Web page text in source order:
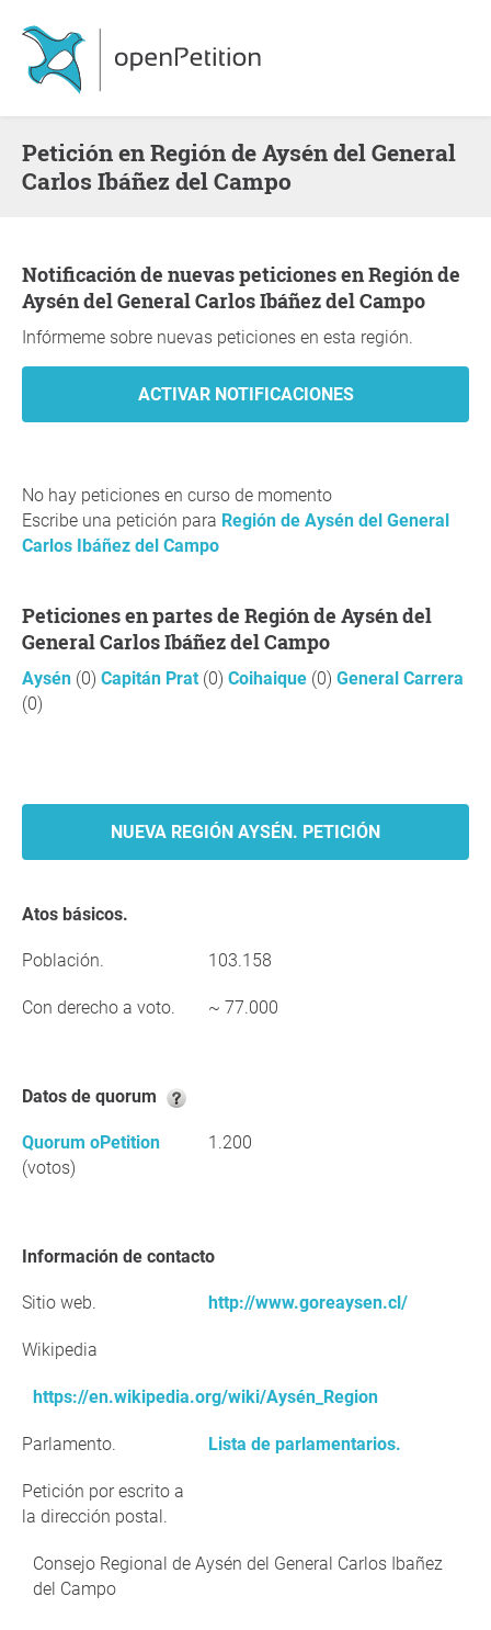
Petición en Región de Aysén del General
Carlos Ibáñez del Campo
Notificación de nuevas peticiones en Región de
Aysén del General Carlos Ibáñez del Campo
Infórmeme sobre nuevas peticiones en esta región.
No hay peticiones en curso de momento
Escribe una petición para Región de Aysén del General
Carlos Ibáñez del Campo
Peticiones en partes de Región de Aysén del
General Carlos Ibáñez del Campo
Aysén (0) Capitán Prat (0) Coihaique (0) General Carrera
(0)
NUEVA REGIÓN AYSÉN. PETICIÓN
Atos básicos.
Población. 103.158
Con derecho a voto. ~ 77.000
Datos de quorum
Quorum oPetition
(votos)
1.200
Información de contacto
Sitio web. http://www.goreaysen.cl/
Wikipedia
https://en.wikipedia.org/wiki/Aysén_Region
Parlamento. Lista de parlamentarios.
Petición por escrito a
la dirección postal.
Consejo Regional de Aysén del General Carlos Ibañez
del Campo